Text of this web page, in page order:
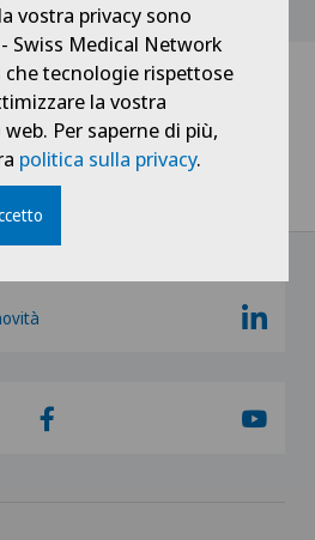
Dottore) «Dolori all'anca: cause,
vostra privacy sono
Swiss Medical Network
che tecnologie rispettose
la vostra
Per saperne di più,
politica sulla privacy.